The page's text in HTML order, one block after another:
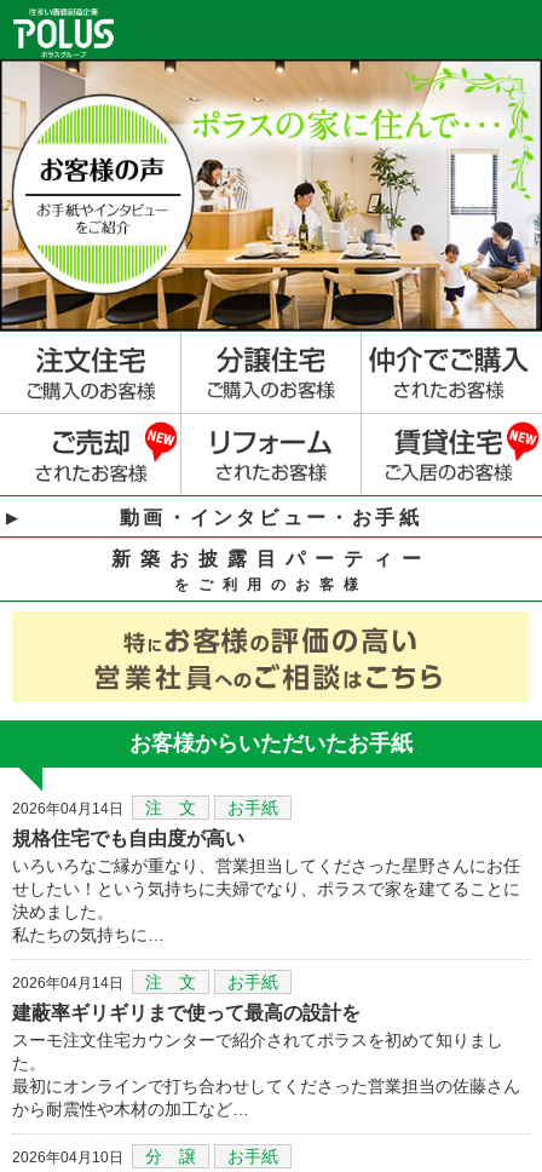
動画・インタビュー・お手紙
新築お披露目パーティー
をご利用のお客様
お客様からいただいたお手紙
2026年04月14日 注 文 お手紙
規格住宅でも自由度が高い
いろいろなご縁が重なり、営業担当してくださった星野さんにお任
せしたい！という気持ちに夫婦でなり、ポラスで家を建てることに
決めました。
私たちの気持ちに…
2026年04月14日 注 文 お手紙
建蔽率ギリギリまで使って最高の設計を
スーモ注文住宅カウンターで紹介されてポラスを初めて知りまし
た。
最初にオンラインで打ち合わせしてくださった営業担当の佐藤さん
から耐震性や木材の加工など…
2026年04月10日 分 譲 お手紙